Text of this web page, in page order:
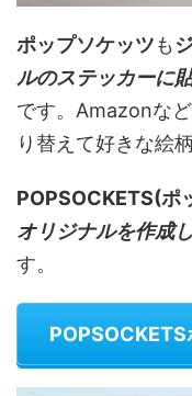
ポップソケッツも
ルのステッカーに
です。Amazonな
り替えて好きな絵
POPSOCKETS(ポ
オリジナルを作成
す。